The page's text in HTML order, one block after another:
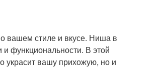
вашем стиле и вкусе. Ниша в
и функциональности. В этой
украсит вашу прихожую, но и